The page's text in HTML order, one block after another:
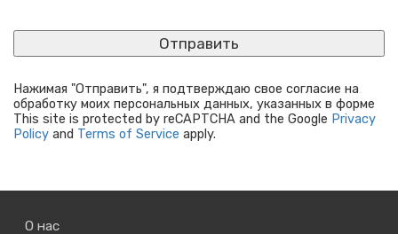
Нажимая "Отправить", я подтверждаю свое согласие на
обработку моих персональных данных, указанных в форме
This site is protected by reCAPTCHA and the Google Privacy
Policy and Terms of Service apply.
О нас